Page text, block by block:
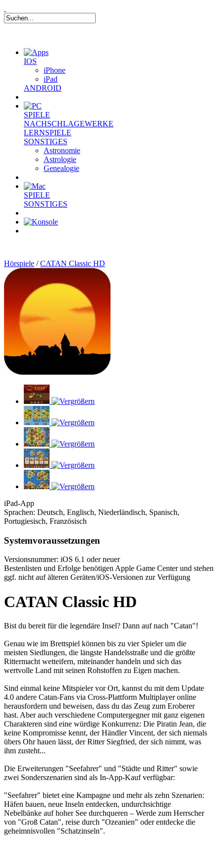
IOS
iPhone
iPad
ANDROID
SPIELE
NACHSCHLAGEWERKE
LERNSPIELE
SONSTIGES
Astronomie
Astrologie
Genealogie
SPIELE
SONSTIGES
Hörspiele /CATAN Classic HD
iPad-App
Sprachen: Deutsch, Englisch, Niederländisch, Spanisch,
Portugiesisch, Französisch
Systemvoraussetzungen
Versionsnummer: iOS 6.1 oder neuer
Bestenlisten und Erfolge benötigen Apple Game Center und stehen
ggf. nicht auf älteren Geräten/iOS-Versionen zur Verfügung
CATAN Classic HD
Bist du bereit für die legendäre Insel? Dann auf nach "Catan"!
Genau wie im Brettspiel können bis zu vier Spieler um die
meisten Siedlungen, die längste Handelsstraße und die größte
Rittermacht wetteifern, miteinander handeln und sich das
wertvolle Land mit seinen Rohstoffen zu Eigen machen.
Sind einmal keine Mitspieler vor Ort, kannst du mit dem Update
4.0 andere Catan-Fans via Cross-Plattform Multiplayer online
herausfordern und beweisen, dass du das Zeug zum Eroberer
hast. Aber auch verschiedene Computergegner mit ganz eigenen
Charakteren sind eine würdige Konkurrenz: Die Piratin Jean, die
keine Kompromisse kennt, der Händler Vincent, der sich niemals
übers Ohr hauen lässt, der Ritter Siegfried, der sich nimmt, was
ihm zusteht...
Die Erweiterungen "Seefahrer" und "Städte und Ritter" sowie
zwei Sonderszenarien sind als In-App-Kauf verfügbar:
"Seefahrer" bietet eine Kampagne und mehr als zehn Szenarien:
Häfen bauen, neue Inseln entdecken, undurchsichtige
Nebelbänke auf hoher See durchqueren – Werde zum Herrscher
von "Groß Catan", reise durch "Ozeanien" oder entdecke die
geheimnisvollen "Schatzinseln".